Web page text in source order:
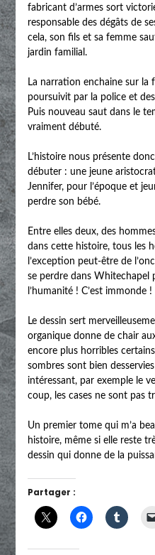
fabricant d’armes sort
responsable des dégâts de
cela, son fils et sa femme
jardin familial.
La narration enchaine sur la
poursuivit par la police et
Puis nouveau saut dans le
vraiment débuté.
L’histoire nous présente
débuter : une jeune
Jennifer, pour l’époque et
perdre son bébé.
Entre elles deux, des
dans cette histoire, tous les
l’exception peut-être de
se perdre dans Whitechapel
l’humanité ! C’est immonde !
Le dessin sert
organique donne de chair
encore plus horribles
sombres sont bien
intéressant, par exemple le
coup, les cases ne sont pas
Un premier tome qui m’a
histoire, même si elle reste
dessin qui donne de la
Partager :